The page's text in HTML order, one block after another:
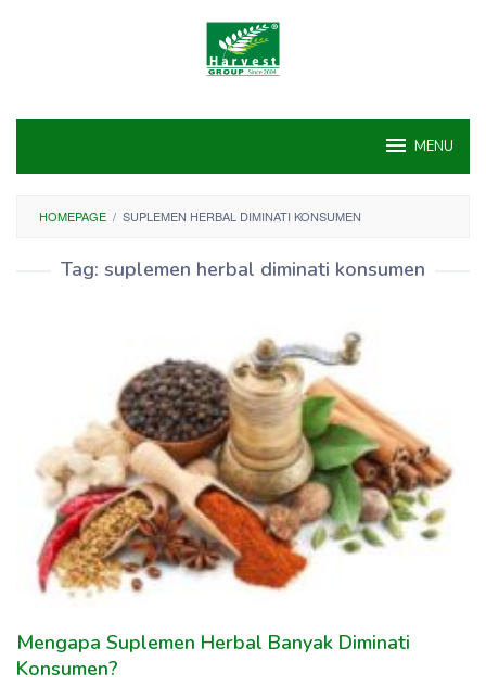
MENU
HOMEPAGE / SUPLEMEN HERBAL DIMINATI KONSUMEN
Tag: suplemen herbal diminati konsumen
Mengapa Suplemen Herbal Banyak Diminati
Konsumen?